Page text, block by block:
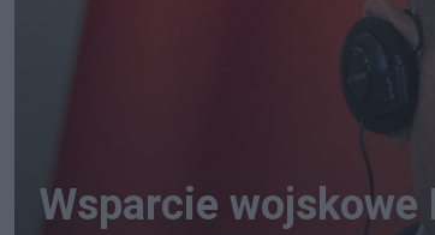
Wsparcie wojskowe